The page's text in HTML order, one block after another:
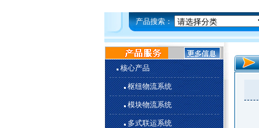
产品搜索：
核心产品
枢纽物流系统
模块物流系统
多式联运系统